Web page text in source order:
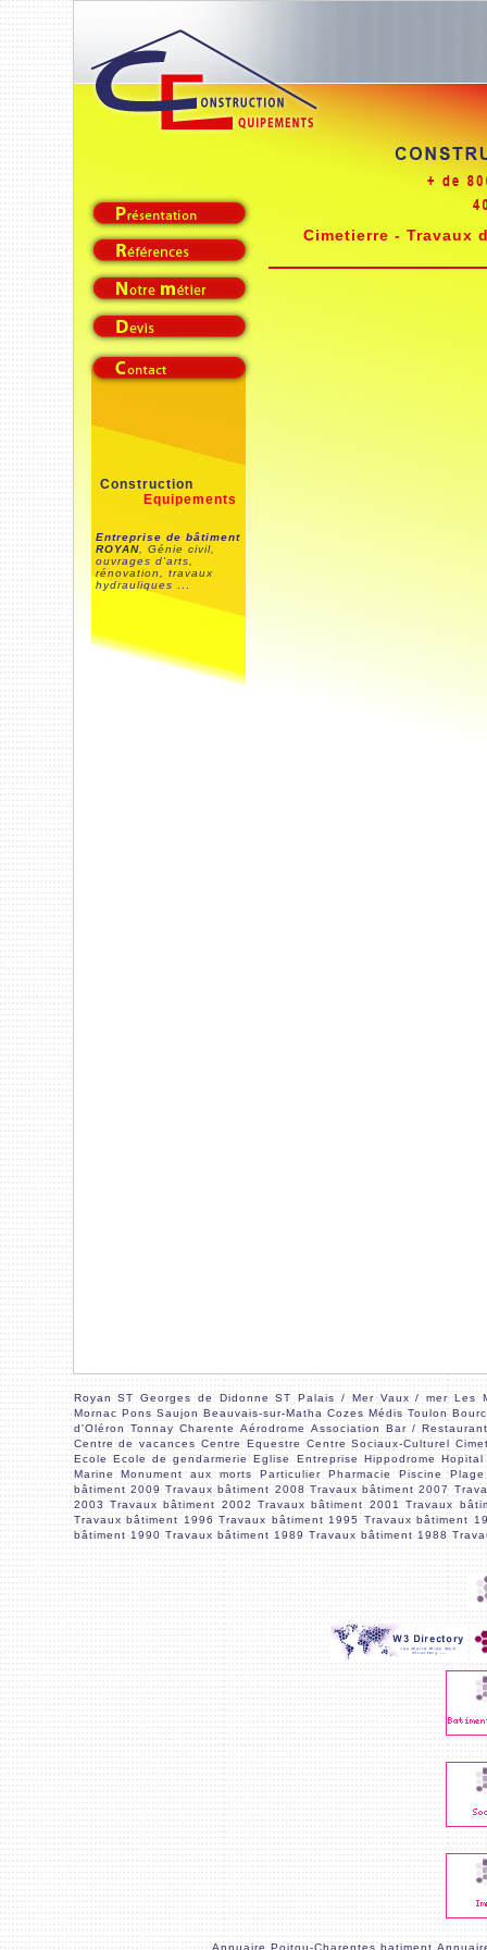
Construction
Equipements
Entreprise de bâtiment
ROYAN , Génie civil,
ouvrages d'arts,
rénovation, travaux
hydrauliques
Cimetierre - Travaux
Royan ST Georges de Didonne ST Palais / Mer Vaux / mer Les
Mornac Pons Saujon Beauvais-sur-Matha Cozes Médis Toulon
d'Oléron
Tonnay Charente Aérodrome Association
Bar /
Centre de vacances Centre Equestre Centre Sociaux-Culturel
Ecole
Ecole de gendarmerie Eglise Entreprise Hippodrome
Hopital
Marine
Monument aux morts Particulier Pharmacie Piscine
Plage
bâtiment 2009 Travaux bâtiment 2008 Travaux bâtiment 2007
2003
Travaux bâtiment 2002 Travaux bâtiment 2001
Travaux
Travaux bâtiment 1996 Travaux bâtiment 1995
Travaux bâtiment
bâtiment 1990 Travaux bâtiment 1989 Travaux bâtiment 1988
Annuaire Poitou-Charentes batiment